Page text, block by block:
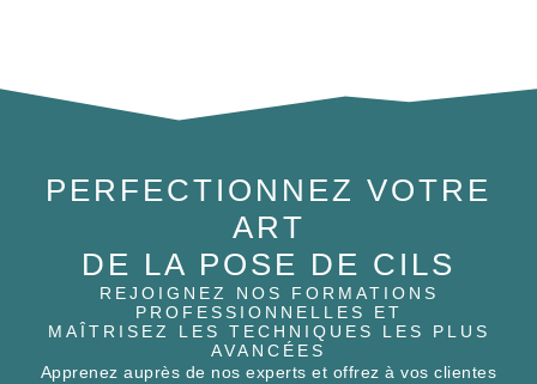
PERFECTIONNEZ VOTRE
ART
DE LA POSE DE CILS
REJOIGNEZ NOS FORMATIONS
PROFESSIONNELLES ET
MAÎTRISEZ LES TECHNIQUES LES PLUS
AVANCÉES
Apprenez auprès de nos experts et offrez à vos clientes